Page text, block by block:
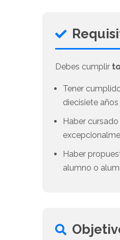
Debes cumplir
Tener
diecisiete
Haber
Haber
alumno o